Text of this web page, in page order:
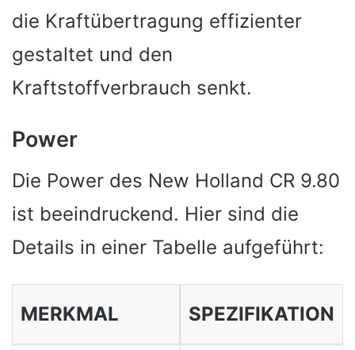
die Kraftübertragung effizienter
gestaltet und den
Kraftstoffverbrauch senkt.
Power
Die Power des New Holland CR 9.80
ist beeindruckend. Hier sind die
Details in einer Tabelle aufgeführt:
MERKMAL SPEZIFIKATION